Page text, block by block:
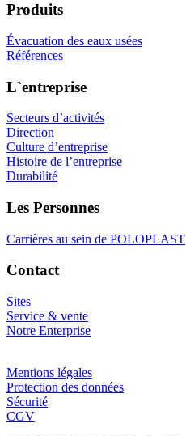
Produits
Évacuation des eaux usées
Références
L`entreprise
Secteurs d’activités
Direction
Culture d’entreprise
Histoire de l’entreprise
Durabilité
Les Personnes
Carrières au sein de POLOPLAST
Contact
Sites
Service & vente
Notre Enterprise
Mentions légales
Protection des données
Sécurité
CGV